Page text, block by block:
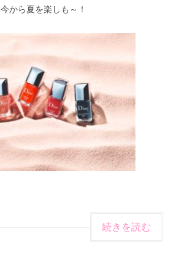
今から夏を楽しも～！
続きを読む